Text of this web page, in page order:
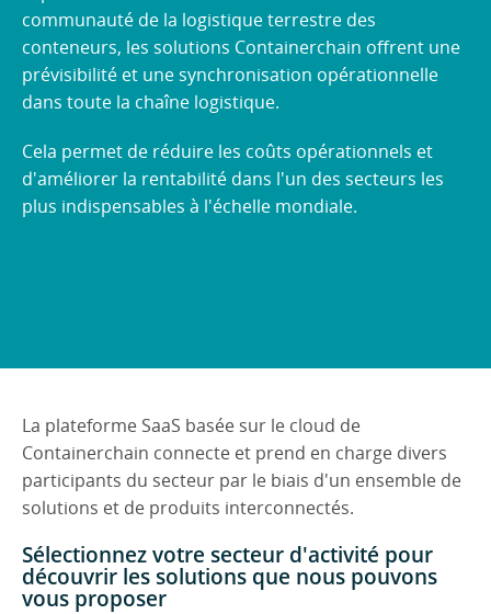
communauté de la logistique terrestre des
conteneurs, les solutions Containerchain offrent une
prévisibilité et une synchronisation opérationnelle
dans toute la chaîne logistique.
Cela permet de réduire les coûts opérationnels et
d'améliorer la rentabilité dans l'un des secteurs les
plus indispensables à l'échelle mondiale.
La plateforme SaaS basée sur le cloud de
Containerchain connecte et prend en charge divers
participants du secteur par le biais d'un ensemble de
solutions et de produits interconnectés.
Sélectionnez votre secteur d'activité pour
découvrir les solutions que nous pouvons
vous proposer